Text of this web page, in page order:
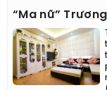
“Ma nữ”